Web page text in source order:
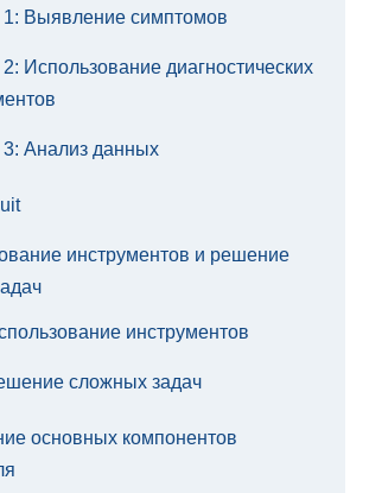
1: Выявление симптомов
Использование диагностических
3: Анализ данных
инструментов и решение
инструментов
сложных задач
основных компонентов